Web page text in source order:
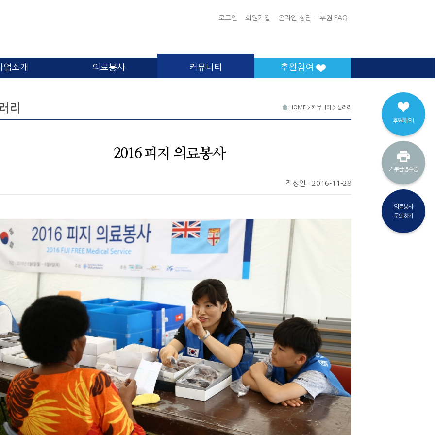
로그인 회원가입 온라인 상담 후원 FAQ
업소개 의료봉사 커뮤니티 후원참여
후원해요!
기부금영수증
의료봉사
문의하기
HOME > 커뮤니티 > 갤러리
리
2016 피지 의료봉사
작성일 : 2016-11-28